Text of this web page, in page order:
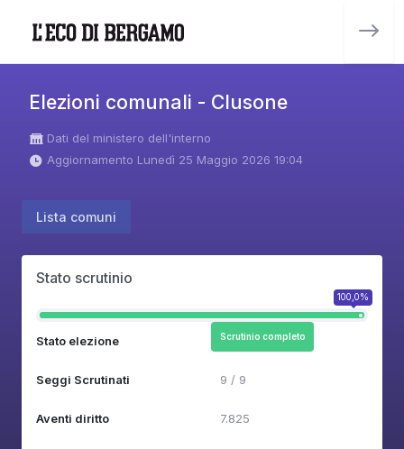
Elezioni comunali - Clusone
Dati del ministero dell'interno
Aggiornamento Lunedì 25 Maggio 2026 19:04
Lista comuni
Stato scrutinio
100,0%
Stato elezione Scrutinio completo
Seggi Scrutinati 9 / 9
Aventi diritto 7.825